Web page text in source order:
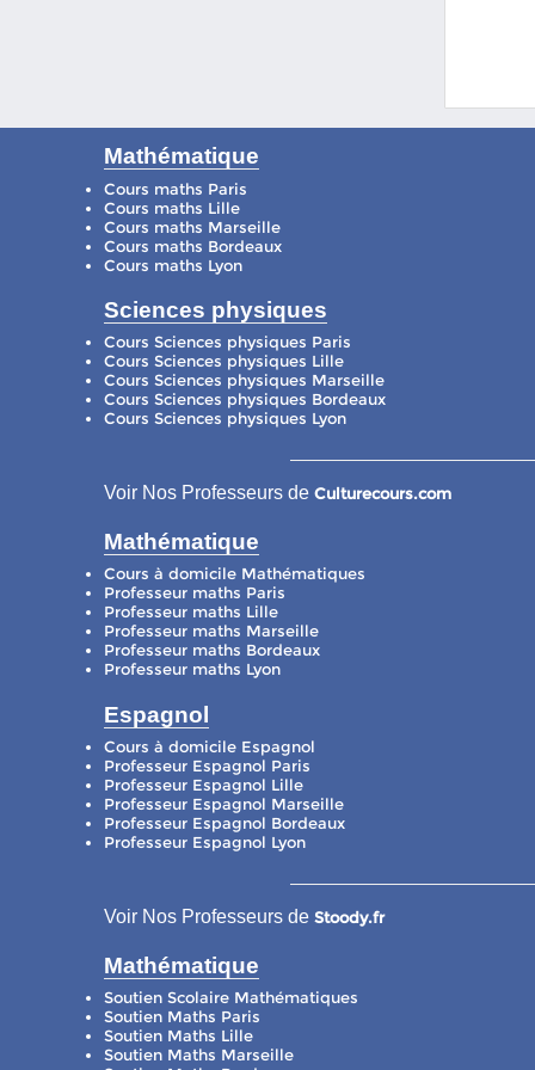
Mathématique
Cours maths Paris
Cours maths Lille
Cours maths Marseille
Cours maths Bordeaux
Cours maths Lyon
Sciences physiques
Cours Sciences physiques Paris
Cours Sciences physiques Lille
Cours Sciences physiques Marseille
Cours Sciences physiques Bordeaux
Cours Sciences physiques Lyon
Voir Nos Professeurs de Culturecours.com
Mathématique
Cours à domicile Mathématiques
Professeur maths Paris
Professeur maths Lille
Professeur maths Marseille
Professeur maths Bordeaux
Professeur maths Lyon
Espagnol
Cours à domicile Espagnol
Professeur Espagnol Paris
Professeur Espagnol Lille
Professeur Espagnol Marseille
Professeur Espagnol Bordeaux
Professeur Espagnol Lyon
Voir Nos Professeurs de Stoody.fr
Mathématique
Soutien Scolaire Mathématiques
Soutien Maths Paris
Soutien Maths Lille
Soutien Maths Marseille